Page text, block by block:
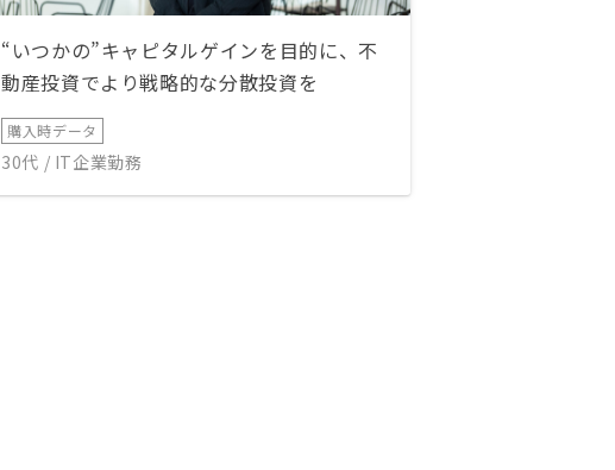
“いつかの”キャピタルゲインを目的に、不
動産投資でより戦略的な分散投資を
購入時データ
30代 / IT企業勤務